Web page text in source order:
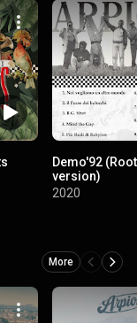
Demo'92
version)
2020
More